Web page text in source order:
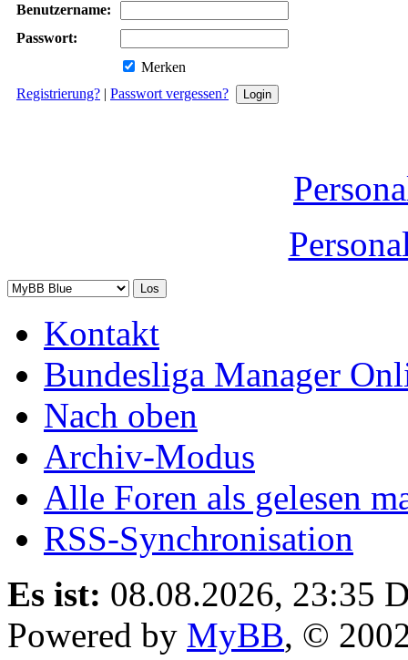
Benutzername:
Passwort:
Merken
Registrierung? | Passwort vergessen?
Kontakt
Bundesliga Manager
Nach oben
Archiv-Modus
Alle Foren als gelesen
RSS-Synchronisation
Es ist: 08.08.2026, 23:35
Powered by MyBB, ©